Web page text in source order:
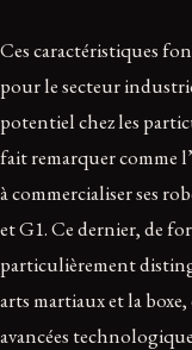
Ces caractéristiques
pour le secteur
potentiel chez les
fait remarquer comme
à commercialiser ses
et G1. Ce dernier, de
particulièrement
arts martiaux et la
avancées